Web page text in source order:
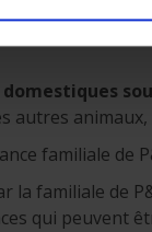
un cycliste.
autres
familiale de
la familiale de
qui peuvent